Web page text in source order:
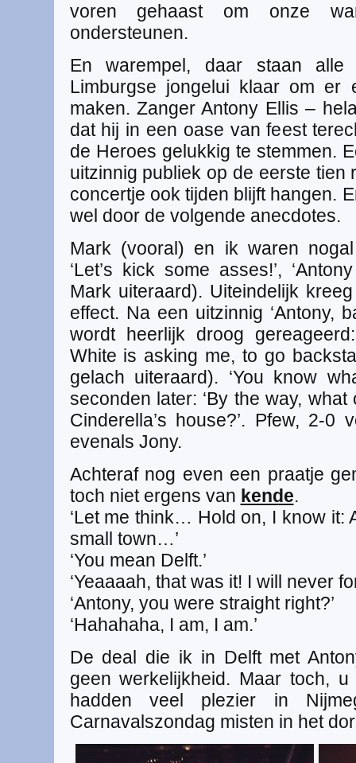
voren gehaast om onze
ondersteunen.
En warempel, daar staan alle
Limburgse jongelui klaar om er
maken. Zanger Antony Ellis –
dat hij in een oase van feest
de Heroes gelukkig te stemmen.
uitzinnig publiek op de eerste tien
concertje ook tijden blijft hangen.
wel door de volgende anecdotes.
Mark (vooral) en ik waren nogal
‘Let’s kick some asses!’,
Mark uiteraard). Uiteindelijk
effect. Na een uitzinnig ‘Antony,
wordt heerlijk droog
White is asking me, to go
gelach uiteraard). ‘You know
seconden later: ‘By the way,
Cinderella’s house?’. Pfew, 2-0
evenals Jony.
Achteraf nog even een praatje
toch niet ergens van kende.
‘Let me think… Hold on, I know it:
small town…’
‘You mean Delft.’
‘Yeaaaah, that was it! I will never
‘Antony, you were straight right?’
‘Hahahaha, I am, I am.’
De deal die ik in Delft met
geen werkelijkheid. Maar toch,
hadden veel plezier in
Carnavalszondag misten in het